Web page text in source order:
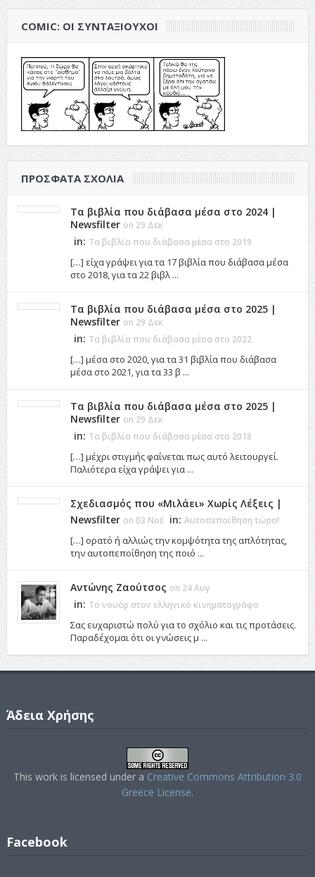
COMIC: ΟΙ ΣΥΝΤΑΞΙΟΎΧΟΙ
ΠΡΌΣΦΑΤΑ ΣΧΌΛΙΑ
Τα βιβλία που διάβασα μέσα στο 2024 |
Newsfilter on 29 Δεκ
in: Τα βιβλία που διάβασα μέσα στο 2019
[…] είχα γράψει για τα 17 βιβλία που διάβασα μέσα
στο 2018, για τα 22 βιβλ ...
Τα βιβλία που διάβασα μέσα στο 2025 |
Newsfilter on 29 Δεκ
in: Τα βιβλία που διάβασα μέσα στο 2022
[…] μέσα στο 2020, για τα 31 βιβλία που διάβασα
μέσα στο 2021, για τα 33 β ...
Τα βιβλία που διάβασα μέσα στο 2025 |
Newsfilter on 29 Δεκ
in: Τα βιβλία που διάβασα μέσα στο 2018
[…] μέχρι στιγμής φαίνεται πως αυτό λειτουργεί.
Παλιότερα είχα γράψει για ...
Σχεδιασμός που «Μιλάει» Χωρίς Λέξεις |
Newsfilter on 03 Νοέ in: Αυτοπεποίθηση τώρα!
[…] ορατό ή αλλιώς την κομψότητα της απλότητας,
την αυτοπεποίθηση της ποιό ...
Αντώνης Ζαούτσος on 24 Αυγ
in: Το νουάρ στον ελληνικό κινηματογράφο
Σας ευχαριστώ πολύ για το σχόλιο και τις προτάσεις.
Παραδέχομαι ότι οι γνώσεις μ ...
Άδεια Χρήσης
This work is licensed under a Creative Commons Attribution 3.0
Greece License.
Facebook